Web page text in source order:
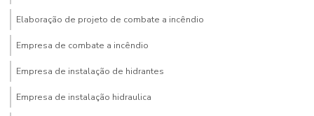
Elaboração de projeto de combate a incêndio
Empresa de combate a incêndio
Empresa de instalação de hidrantes
Empresa de instalação hidraulica